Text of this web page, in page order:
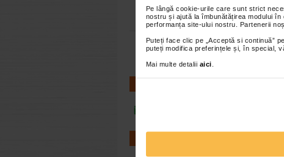
Pe lângă cookie-urile care sunt strict
nostru și ajută la îmbunătățirea modului
performanța site-ului nostru. Partenerii
Puteți face clic pe „Acceptă si continuă”
puteți modifica preferințele și, în special,
Mai multe detalii aici
Adora – Adorabili
din prima clipa
Seturi cadou
Baylis&Harding